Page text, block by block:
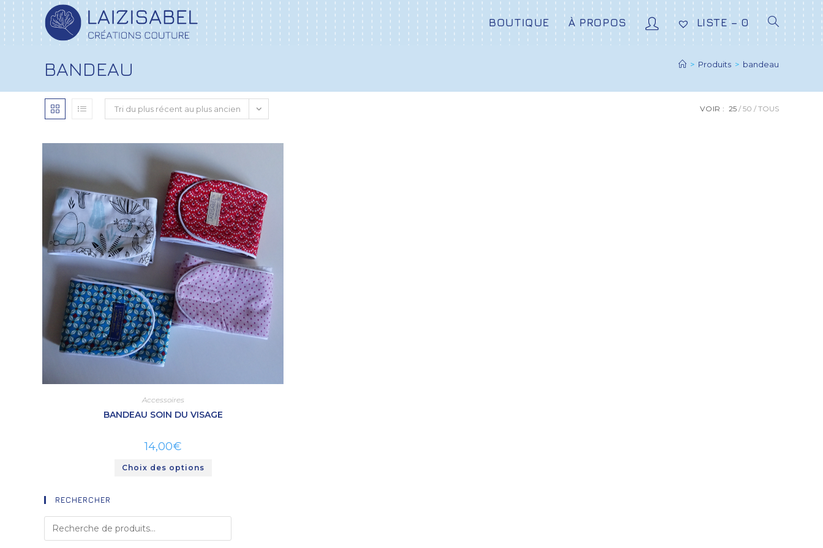
BOUTIQUE À PROPOS LISTE –0
BANDEAU > Produits > bandeau
Tri du plus récent au plus ancien VOIR : 25 50 TOUS
Accessoires
BANDEAU SOIN DU VISAGE
14,00€
Choix des options
RECHERCHER